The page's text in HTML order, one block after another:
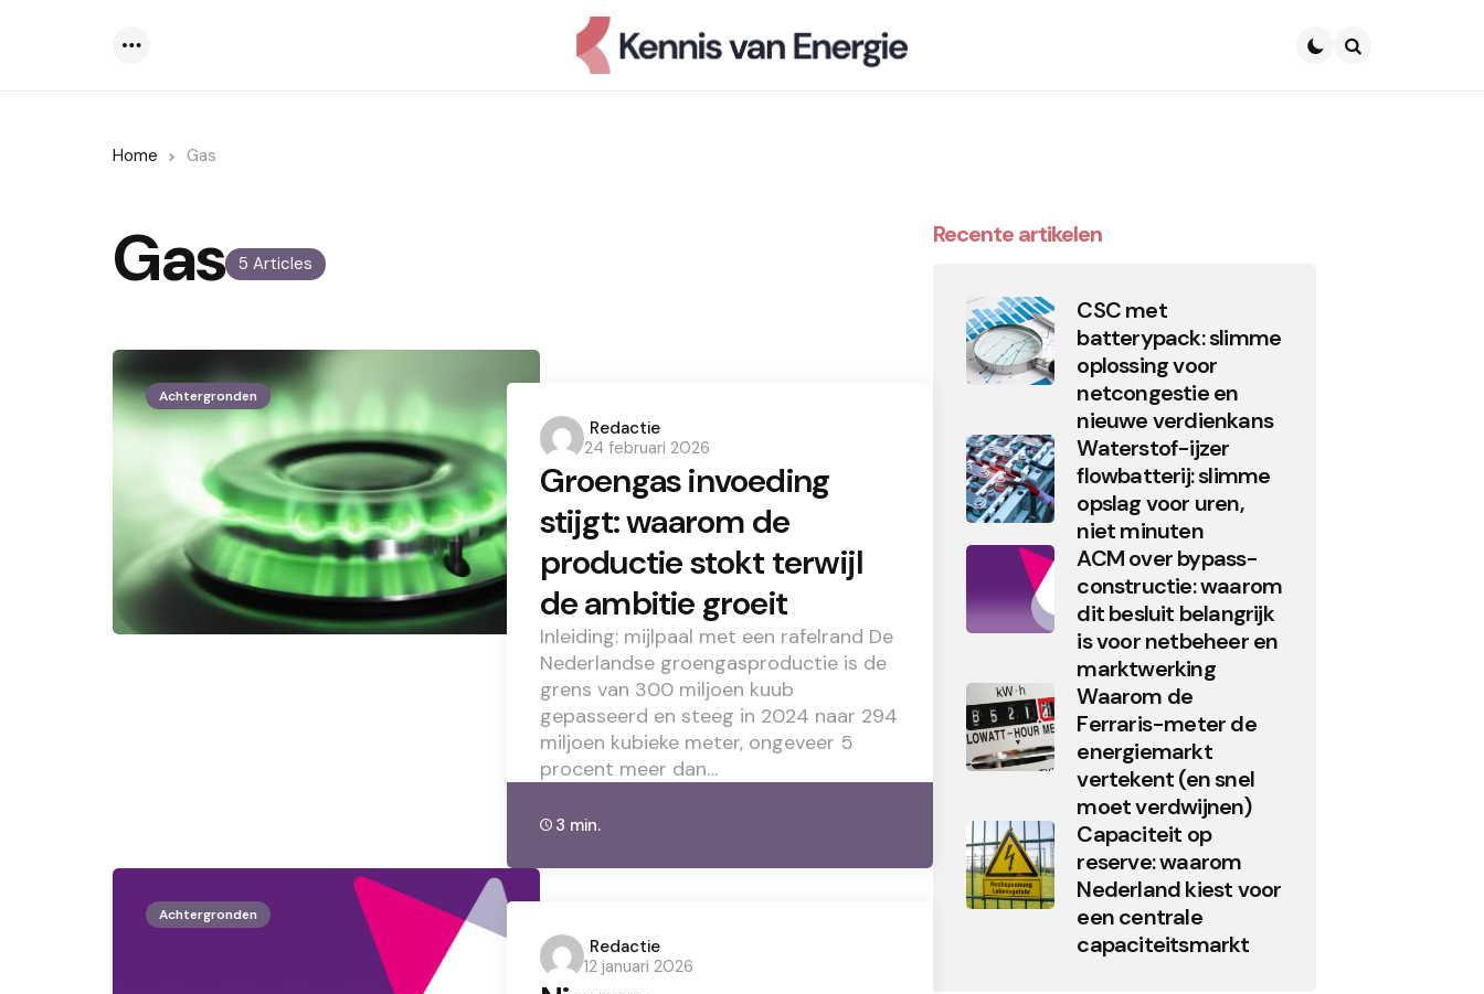
Home Gas
5 Articles
Gas
Achtergronden
Posted
by
Redactie
24 februari 2026
Groengas invoeding
stijgt: waarom de
productie stokt terwijl
de ambitie groeit
Inleiding: mijlpaal met een rafelrand De
Nederlandse groengasproductie is de
grens van 300 miljoen kuub
gepasseerd en steeg in 2024 naar 294
miljoen kubieke meter, ongeveer 5
procent meer dan…
3 min.
Achtergronden
Posted
by
Redactie
12 januari 2026
Recente artikelen
CSC met
batterypack: slimme
oplossing voor
netcongestie en
nieuwe verdienkans
Waterstof-ijzer
flowbatterij: slimme
opslag voor uren,
niet minuten
ACM over bypass-
constructie: waarom
dit besluit belangrijk
is voor netbeheer en
marktwerking
Waarom de
Ferraris-meter de
energiemarkt
vertekent (en snel
moet verdwijnen)
Capaciteit op
reserve: waarom
Nederland kiest voor
een centrale
capaciteitsmarkt